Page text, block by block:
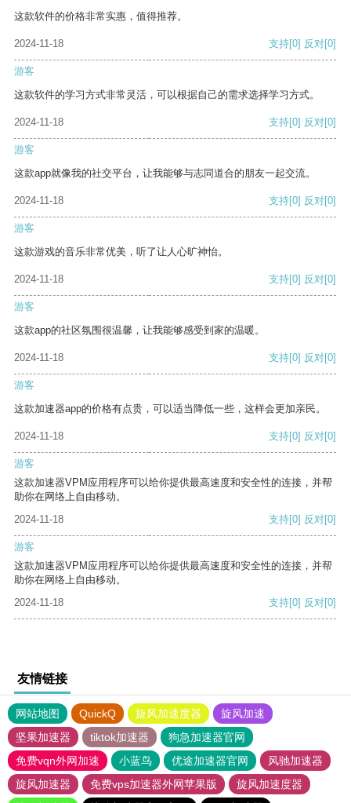
这款软件的价格非常实惠，值得推荐。
2024-11-18 支持[0] 反对[0]
游客
这款软件的学习方式非常灵活，可以根据自己的需求选择学习方式。
2024-11-18 支持[0] 反对[0]
游客
这款app就像我的社交平台，让我能够与志同道合的朋友一起交流。
2024-11-18 支持[0] 反对[0]
游客
这款游戏的音乐非常优美，听了让人心旷神怡。
2024-11-18 支持[0] 反对[0]
游客
这款app的社区氛围很温馨，让我能够感受到家的温暖。
2024-11-18 支持[0] 反对[0]
游客
这款加速器app的价格有点贵，可以适当降低一些，这样会更加亲民。
2024-11-18 支持[0] 反对[0]
游客
这款加速器VPM应用程序可以给你提供最高速度和安全性的连接，并帮
助你在网络上自由移动。
2024-11-18
支持[0] 反对[0]
游客
这款加速器VPM应用程序可以给你提供最高速度和安全性的连接，并帮
助你在网络上自由移动。
2024-11-18
支持[0] 反对[0]
友情链接
网站地图 QuickQ 旋风加速度器
旋风加速
坚果加速器
tiktok加速器
狗急加速器官网
免费vqn外网加速
小蓝鸟 优途加速器官网
风驰加速器
旋风加速器
免费vps加速器外网苹果版
旋风加速度器